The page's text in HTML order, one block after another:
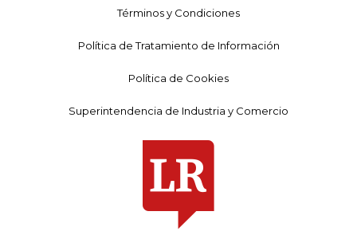
Términos y Condiciones
Política de Tratamiento de Información
Política de Cookies
Superintendencia de Industria y Comercio